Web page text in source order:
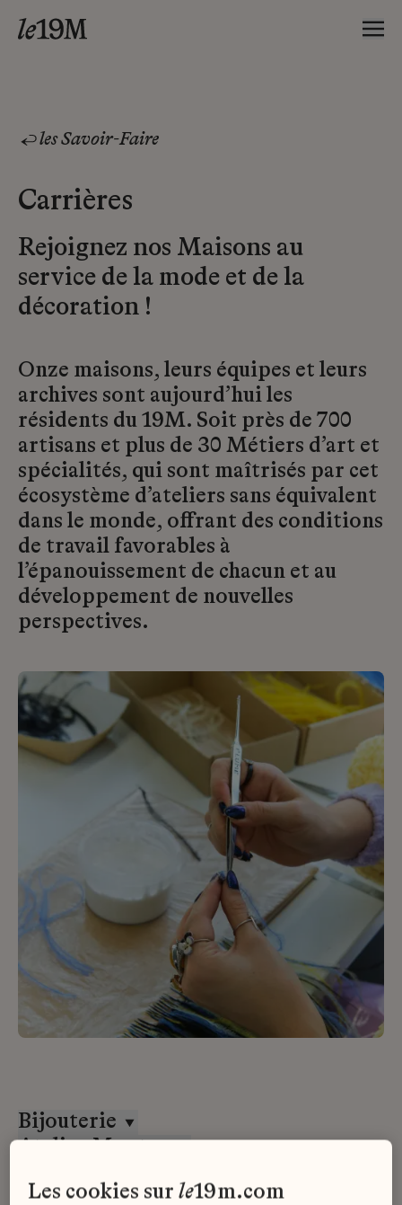
les Savoir-Faire
Carrières
Rejoignez nos Maisons au
service de la mode et de la
décoration !
Onze maisons, leurs équipes et leurs
archives sont aujourd’hui les
résidents du 19M. Soit près de 700
artisans et plus de 30 Métiers d’art et
spécialités, qui sont maîtrisés par cet
écosystème d’ateliers sans équivalent
dans le monde, offrant des conditions
de travail favorables à
l’épanouissement de chacun et au
développement de nouvelles
perspectives.
Bijouterie
Atelier Montex
les cookies surle19m.com